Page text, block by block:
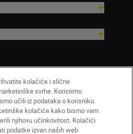
kolačiće i slične
svrhe. Koristimo
učili iz podataka o korisniku.
kolačiće kako bismo vam
njihovu učinkovitost. Kolačići
podatke izvan naših web